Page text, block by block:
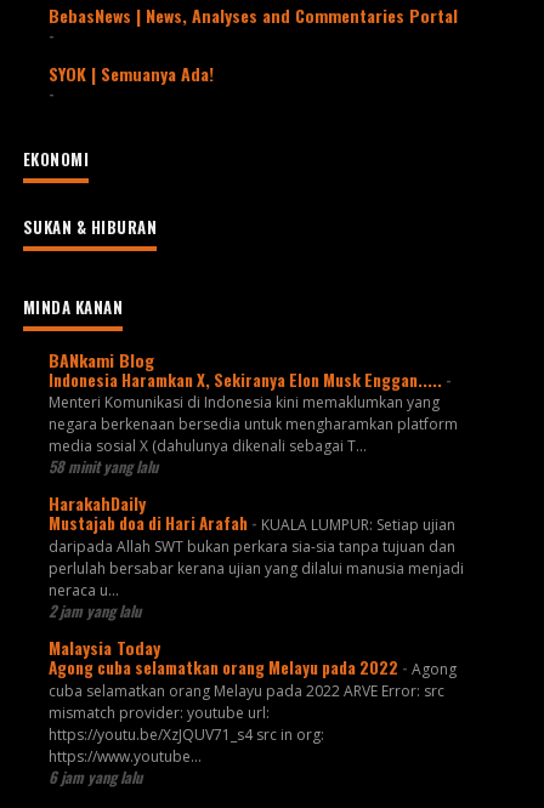
BebasNews | News, Analyses and Commentaries Portal
-
SYOK | Semuanya Ada!
-
EKONOMI
SUKAN & HIBURAN
MINDA KANAN
BANkami Blog
Indonesia Haramkan X, Sekiranya Elon Musk Enggan..... -
Menteri Komunikasi di Indonesia kini memaklumkan yang
negara berkenaan bersedia untuk mengharamkan platform
media sosial X (dahulunya dikenali sebagai T...
58 minit yang lalu
HarakahDaily
Mustajab doa di Hari Arafah - KUALA LUMPUR: Setiap ujian
daripada Allah SWT bukan perkara sia-sia tanpa tujuan dan
perlulah bersabar kerana ujian yang dilalui manusia menjadi
neraca u...
2 jam yang lalu
Malaysia Today
Agong cuba selamatkan orang Melayu pada 2022 - Agong
cuba selamatkan orang Melayu pada 2022 ARVE Error: src
mismatch provider: youtube url:
https://youtu.be/XzJQUV71_s4 src in org:
https://www.youtube...
6 jam yang lalu